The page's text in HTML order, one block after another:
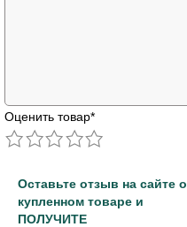
Оценить товар*
Оставьте отзыв на сайте о
купленном товаре и
ПОЛУЧИТЕ